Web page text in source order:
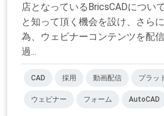
店となっているBricsCADについ
と知って頂く機会を設け、さら
為、ウェビナーコンテンツを配
過...
CAD 採用 動画配信 プラッ
ウェビナー フォーム AutoCAD